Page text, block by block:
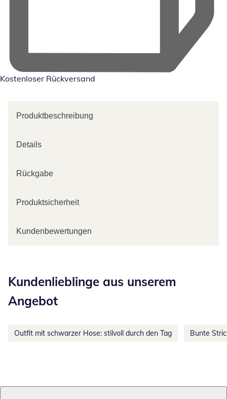
Kostenloser Rückversand
Produktbeschreibung
Details
Rückgabe
Produktsicherheit
Kundenbewertungen
Kundenlieblinge aus unserem
Angebot
Outfit mit schwarzer Hose: stilvoll durch den Tag Bunte